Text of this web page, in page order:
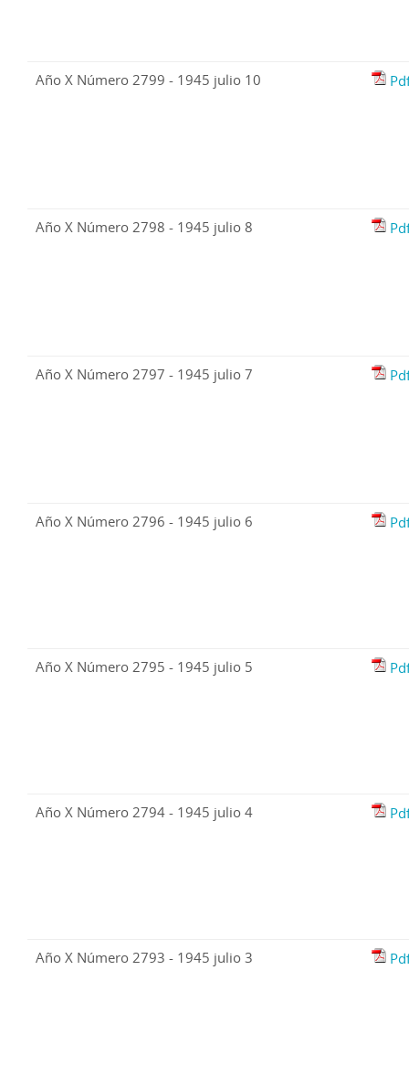
Año X Número 2799 - 1945 julio 10
Año X Número 2798 - 1945 julio 8
Año X Número 2797 - 1945 julio 7
Año X Número 2796 - 1945 julio 6
Año X Número 2795 - 1945 julio 5
Año X Número 2794 - 1945 julio 4
Año X Número 2793 - 1945 julio 3